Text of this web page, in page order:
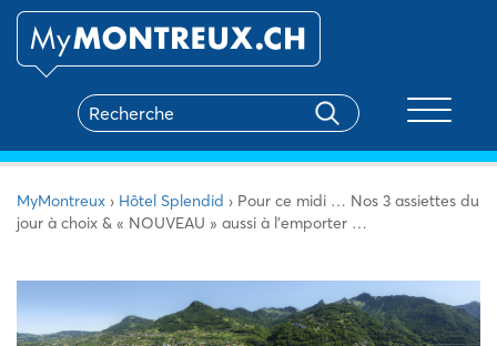
MyMontreux › Hôtel Splendid › Pour ce midi … Nos 3 assiettes du
jour à choix & « NOUVEAU » aussi à l’emporter …